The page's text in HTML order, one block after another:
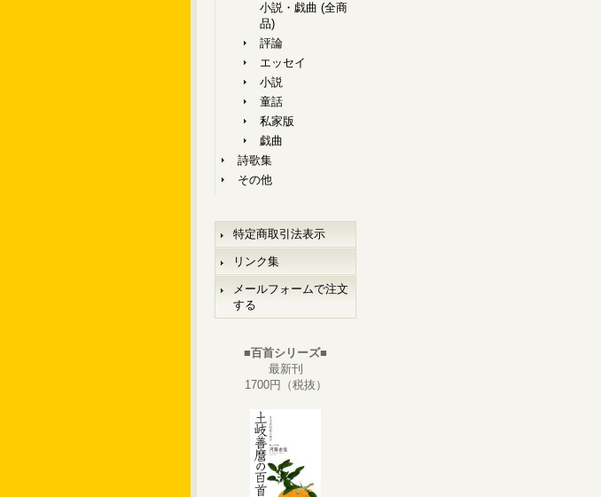
小説・戯曲 (全商
品)
評論
エッセイ
小説
童話
私家版
戯曲
詩歌集
その他
特定商取引法表示
リンク集
メールフォームで注文
する
■百首シリーズ■
最新刊
1700円（税抜）